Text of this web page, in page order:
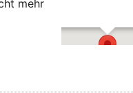
mehr
Im Bürgerstadl
Schlagenhofener Weg 3